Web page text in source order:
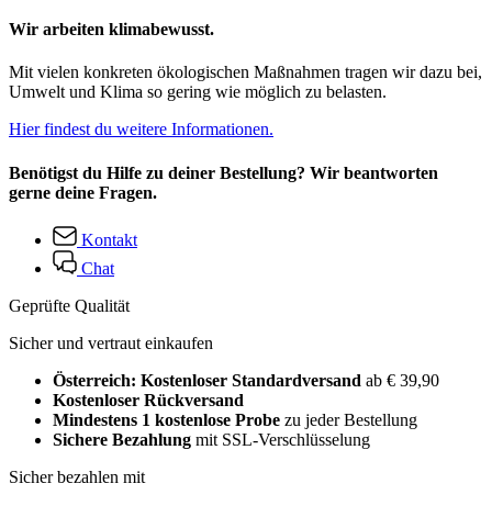
Wir arbeiten klimabewusst.
Mit vielen konkreten ökologischen Maßnahmen tragen wir dazu bei,
Umwelt und Klima so gering wie möglich zu belasten.
Hier findest du weitere Informationen.
Benötigst du Hilfe zu deiner Bestellung? Wir beantworten
gerne deine Fragen.
Kontakt
Chat
Geprüfte Qualität
Sicher und vertraut einkaufen
Österreich: Kostenloser Standardversand ab € 39,90
Kostenloser Rückversand
Mindestens 1 kostenlose Probe zu jeder Bestellung
Sichere Bezahlung mit SSL-Verschlüsselung
Sicher bezahlen mit